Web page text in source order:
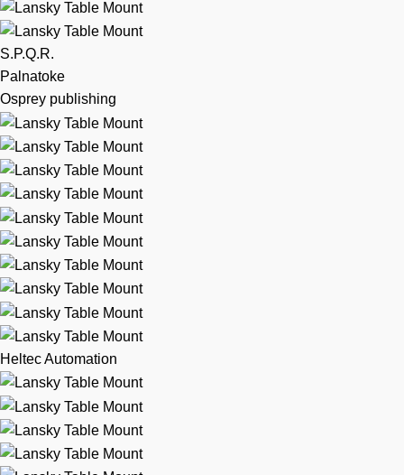
S.P.Q.R.
Palnatoke
Osprey publishing
Heltec Automation